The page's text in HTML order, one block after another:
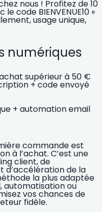
nous ! Profitez de 10
code BIENVENUE10 »
usage unique,
numériques
supérieur à 50 €
+ code envoyé
+ automation email
commande est
à l’achat. C’est une
client, de
d’accélération de la
la plus adaptée
automatisation ou
vos chances de
fidèle.